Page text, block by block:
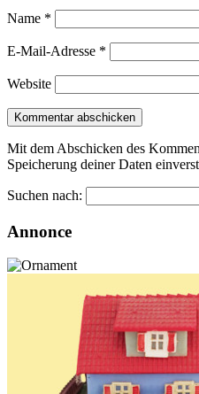
Name *
E-Mail-Adresse *
Website
Mit dem Abschicken des
Speicherung deiner Daten
Suchen nach:
Annonce